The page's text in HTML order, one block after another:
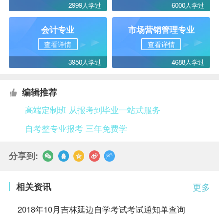
2999人学过 6000人学过
会计专业
查看详情
3950人学过
市场营销管理专业
查看详情
4688人学过
编辑推荐
高端定制班 从报考到毕业一站式服务
自考整专业报考 三年免费学
分享到:
更多
相关资讯
2018年10月吉林延边自学考试考试通知单查询